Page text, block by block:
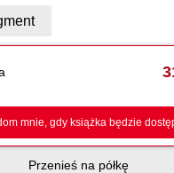
mnie, gdy książka będzie
Przenieś na półkę